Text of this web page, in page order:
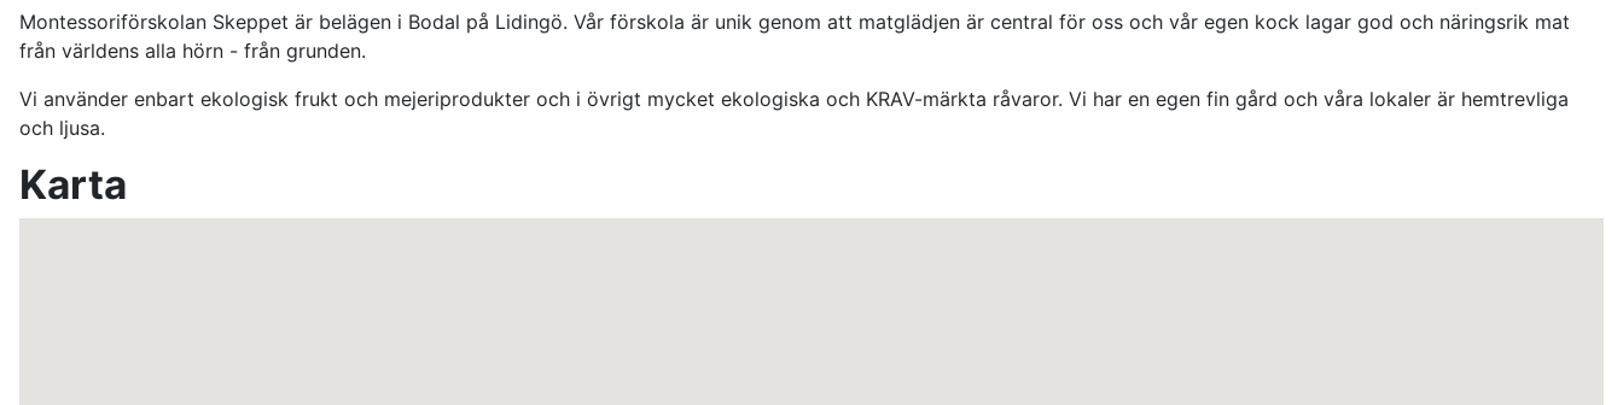
Montessoriförskolan Skeppet är belägen i Bodal på Lidingö. Vår förskola är unik genom att matglädjen är central för oss och vår egen kock lagar god och näringsrik mat
från världens alla hörn - från grunden.
Vi använder enbart ekologisk frukt och mejeriprodukter och i övrigt mycket ekologiska och KRAV-märkta råvaror. Vi har en egen fin gård och våra lokaler är hemtrevliga
och ljusa.
Karta